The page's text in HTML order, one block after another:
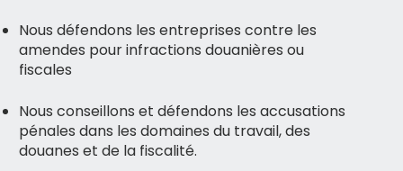
Nous défendons les entreprises contre les
amendes pour infractions douanières ou
fiscales
Nous conseillons et défendons les accusations
pénales dans les domaines du travail, des
douanes et de la fiscalité.